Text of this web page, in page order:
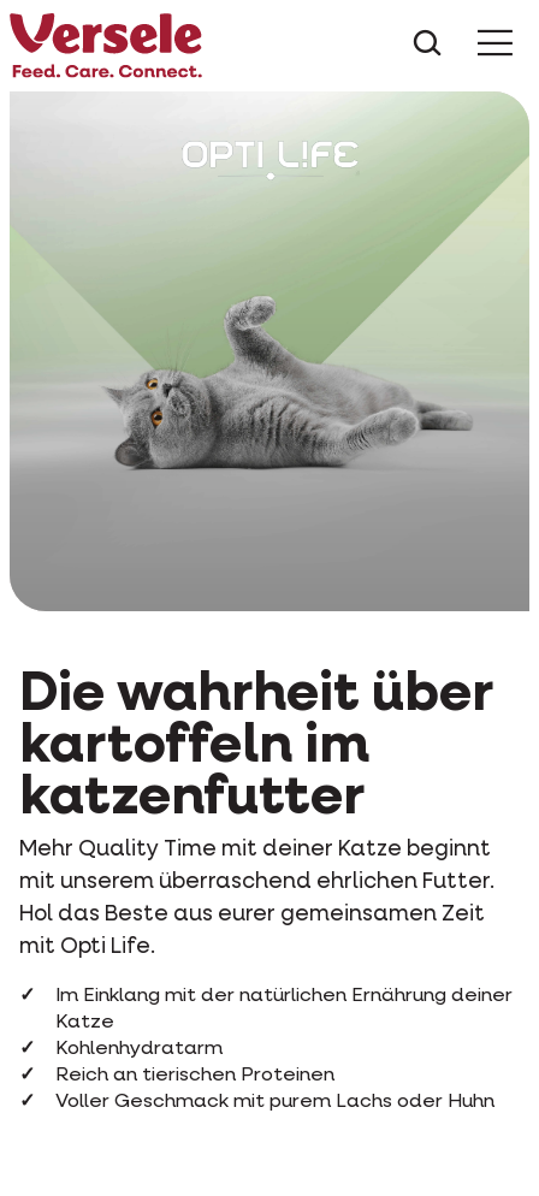
Die wahrheit über
kartoffeln im
katzenfutter
Mehr Quality Time mit deiner Katze beginnt
mit unserem überraschend ehrlichen Futter.
Hol das Beste aus eurer gemeinsamen Zeit
mit Opti Life.
Im Einklang mit der natürlichen Ernährung deiner
Katze
Kohlenhydratarm
Reich an tierischen Proteinen
Voller Geschmack mit purem Lachs oder Huhn